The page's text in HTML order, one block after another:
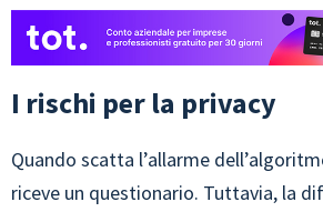
I rischi per la privacy
Quando scatta l’allarme
riceve un questionario. Tuttavia, la